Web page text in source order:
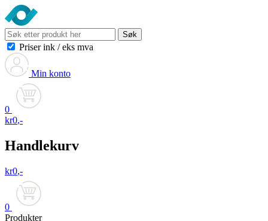
Søk
Priser ink / eks mva
Min konto
0
kr0,-
Handlekurv
kr0,-
0
Produkter